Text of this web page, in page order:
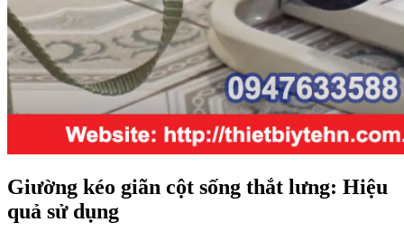
Giường kéo giãn cột sống thắt lưng: Hiệu
quả sử dụng